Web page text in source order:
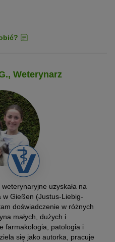
Weterynarz
uzyskała na
w Gießen (Justus-Liebig-
doświadczenie w różnych
małych, dużych i
farmakologia, patologia i
się jako autorka, pracuje